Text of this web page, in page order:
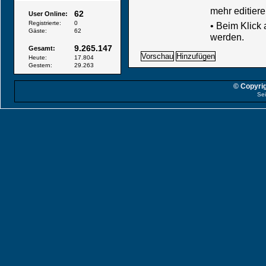
User Online: 62
Registrierte:
0
Gäste:
62
Gesamt: 9.265.147
Heute:
17.804
Gestern:
29.263
mehr
• Beim Klick
werden.
©